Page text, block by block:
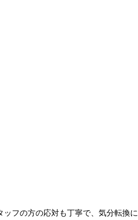
フの方の応対も丁寧で、気分転換に